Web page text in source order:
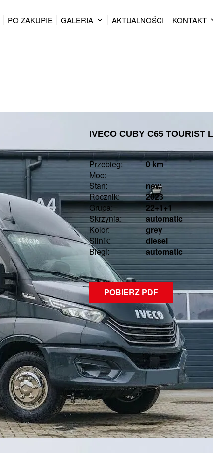
PO ZAKUPIE GALERIA AKTUALNOŚCI KONTAKT
IVECO CUBY C65 TOURIST
Przebieg:
0 km
Moc:
Stan:
new
Rocznik:
2023
Grupa:
22+1+1
Skrzynia:
automatic
Kolor:
grey
Silnik:
diesel
Biegi:
automatic
POBIERZ PDF